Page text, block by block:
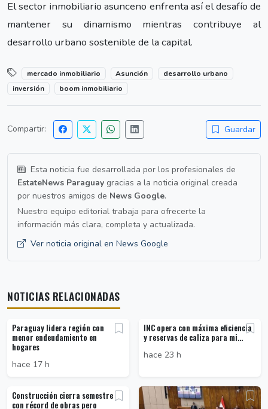
El sector inmobiliario asunceno enfrenta así el desafío de
mantener su dinamismo mientras contribuye al
desarrollo urbano sostenible de la capital.
mercado inmobiliario Asunción
desarrollo urbano
inversión
boom inmobiliario
Compartir: Guardar
Esta noticia fue desarrollada por los profesionales de
EstateNews Paraguay gracias a la noticia original creada
por nuestros amigos de News Google.
Nuestro equipo editorial trabaja para ofrecerte la
información más clara, completa y actualizada.
Ver noticia original en News Google
NOTICIAS RELACIONADAS
Paraguay lidera región con
menor endeudamiento en
hogares
hace 17 h
INC opera con máxima eficiencia
y reservas de caliza para mi...
hace 23 h
Construcción cierra semestre
con récord de obras pero